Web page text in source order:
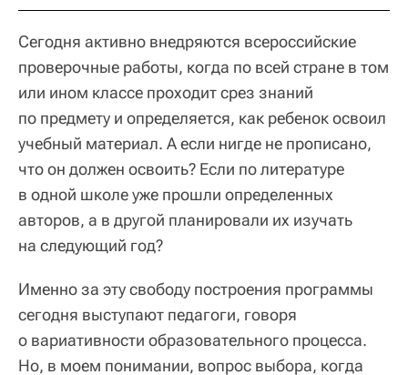
Сегодня активно внедряются всероссийские
проверочные работы, когда по всей стране в том
или ином классе проходит срез знаний
по предмету и определяется, как ребенок освоил
учебный материал. А если нигде не прописано,
что он должен освоить? Если по литературе
в одной школе уже прошли определенных
авторов, а в другой планировали их изучать
на следующий год?
Именно за эту свободу построения программы
сегодня выступают педагоги, говоря
о вариативности образовательного процесса.
Но, в моем понимании, вопрос выбора, когда